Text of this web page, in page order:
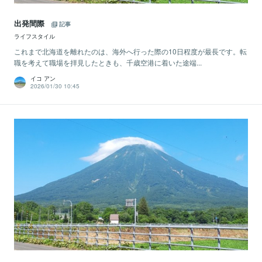
出発間際
記事
ライフスタイル
これまで北海道を離れたのは、海外へ行った際の10日程度が最長です。転
職を考えて職場を拝見したときも、千歳空港に着いた途端...
イコ アン
2026/01/30 10:45